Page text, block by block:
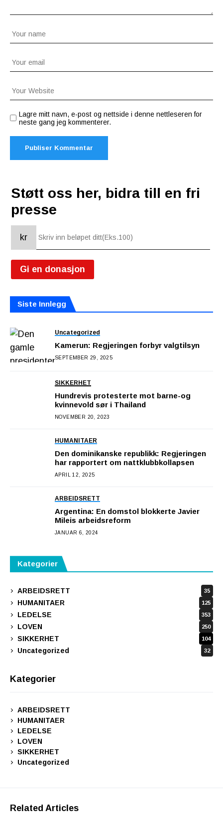
Lagre mitt navn, e-post og nettside i denne nettleseren for
neste gang jeg kommenterer.
Støtt oss her, bidra till en fri
presse
kr
Gi en donasjon
Siste Innlegg
Uncategorized
Kamerun: Regjeringen forbyr valgtilsyn
SEPTEMBER 29, 2025
SIKKERHET
Hundrevis protesterte mot barne-og
kvinnevold sør i Thailand
NOVEMBER 20, 2023
HUMANITAER
Den dominikanske republikk: Regjeringen
har rapportert om nattklubbkollapsen
APRIL 12, 2025
ARBEIDSRETT
Argentina: En domstol blokkerte Javier
Mileis arbeidsreform
JANUAR 6, 2024
Kategorier
ARBEIDSRETT 35
HUMANITAER 125
LEDELSE 353
LOVEN 250
SIKKERHET 104
Uncategorized 32
Kategorier
ARBEIDSRETT
HUMANITAER
LEDELSE
LOVEN
SIKKERHET
Uncategorized
Related Articles